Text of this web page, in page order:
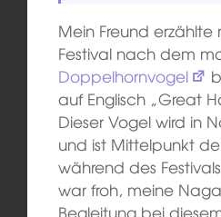
Mein Freund erzählte
Festival nach dem
Doppelhornvogel
auf Englisch „Great
Dieser Vogel wird in
und ist Mittelpunkt
während des
war froh, meine
Begleitung bei